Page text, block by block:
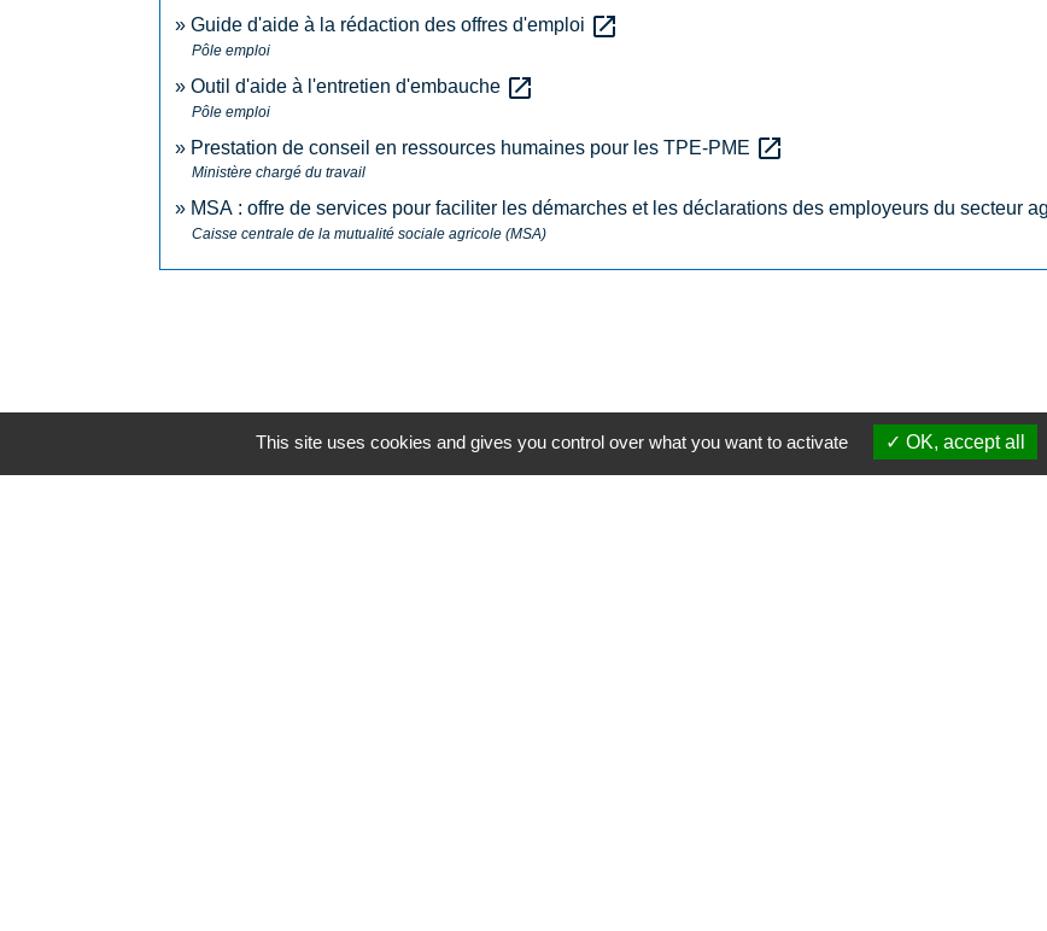
Guide d'aide à la rédaction des offres d'emploi open_in_new
Pôle emploi
Outil d'aide à l'entretien d'embauche open_in_new
Pôle emploi
Prestation de conseil en ressources humaines pour les TPE-PME open_in_new
Ministère chargé du travail
MSA : offre de services pour faciliter les démarches et les déclarations des employeurs du secteur
Caisse centrale de la mutualité sociale agricole (MSA)
This site uses cookies and gives you control over what you want to activate OK, accept all